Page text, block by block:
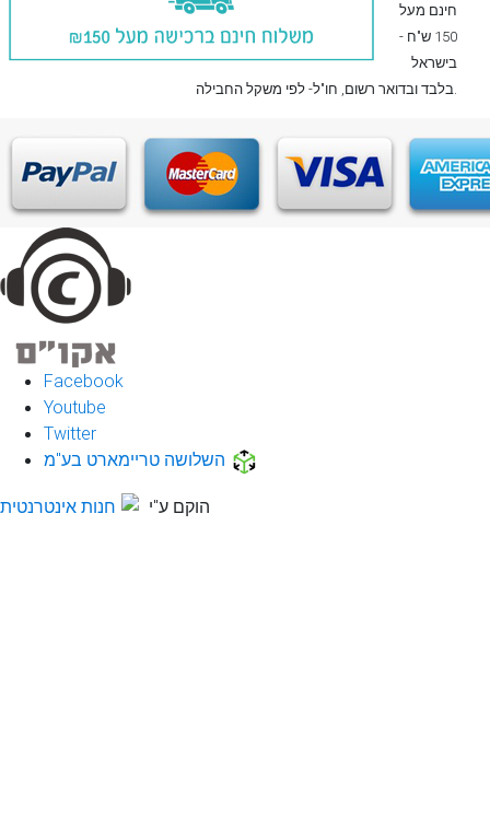
חינם מעל
150 ש"ח -
בישראל
בלבדובדואר רשום , חו"ל- לפי משקל החבילה.
Facebook
Youtube
Twitter
השלושה טריימארט בע"מ
הוקם ע"י חנות אינטרנטית